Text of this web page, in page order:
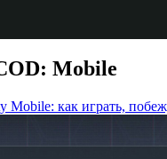
Mobile
как играть,